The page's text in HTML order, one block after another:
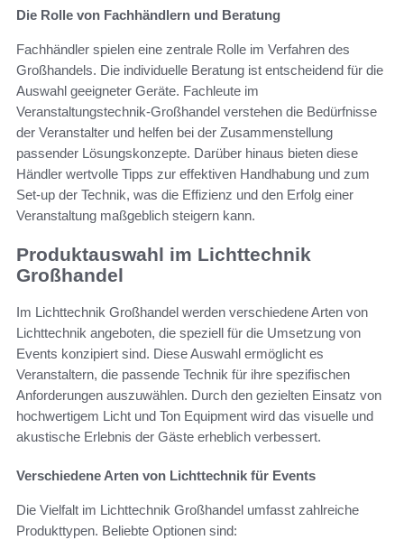
Die Rolle von Fachhändlern und Beratung
Fachhändler spielen eine zentrale Rolle im Verfahren des
Großhandels. Die individuelle Beratung ist entscheidend für die
Auswahl geeigneter Geräte. Fachleute im
Veranstaltungstechnik-Großhandel verstehen die Bedürfnisse
der Veranstalter und helfen bei der Zusammenstellung
passender Lösungskonzepte. Darüber hinaus bieten diese
Händler wertvolle Tipps zur effektiven Handhabung und zum
Set-up der Technik, was die Effizienz und den Erfolg einer
Veranstaltung maßgeblich steigern kann.
Produktauswahl im Lichttechnik
Großhandel
Im Lichttechnik Großhandel werden verschiedene Arten von
Lichttechnik angeboten, die speziell für die Umsetzung von
Events konzipiert sind. Diese Auswahl ermöglicht es
Veranstaltern, die passende Technik für ihre spezifischen
Anforderungen auszuwählen. Durch den gezielten Einsatz von
hochwertigem Licht und Ton Equipment wird das visuelle und
akustische Erlebnis der Gäste erheblich verbessert.
Verschiedene Arten von Lichttechnik für Events
Die Vielfalt im Lichttechnik Großhandel umfasst zahlreiche
Produkttypen. Beliebte Optionen sind: